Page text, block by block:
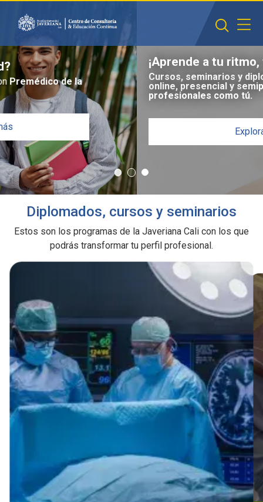
¡Aprende a tu ritmo, transforma tu futuro!
Cursos, seminarios y diplomados en modalidad
online, presencial y semipresencial diseñados para
profesionales como tú.
Explora
Diplomados, cursos y seminarios
Estos son los programas de la Javeriana Cali con los que
podrás transformar tu perfil profesional.